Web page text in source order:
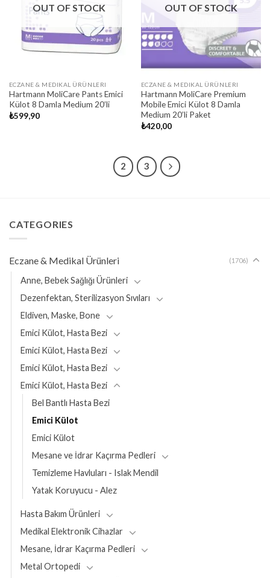
OUT OF STOCK
ECZANE & MEDIKAL ÜRÜNLERI
Hartmann MoliCare Pants Emici
Külot 8 Damla Medium 20’li
₺599,90
OUT OF STOCK
ECZANE & MEDIKAL ÜRÜNLERI
Hartmann MoliCare Premium
Mobile Emici Külot 8 Damla
Medium 20’li Paket
₺420,00
2 3
CATEGORIES
Eczane & Medikal Ürünleri (1706)
Anne, Bebek Sağlığı Ürünleri
Dezenfektan, Sterilizasyon Sıvıları
Eldiven, Maske, Bone
Emici Külot, Hasta Bezi
Emici Külot, Hasta Bezi
Emici Külot, Hasta Bezi
Emici Külot, Hasta Bezi
Bel Bantlı Hasta Bezi
Emici Külot
Emici Külot
Mesane ve İdrar Kaçırma Pedleri
Temizleme Havluları - Islak Mendil
Yatak Koruyucu - Alez
Hasta Bakım Ürünleri
Medikal Elektronik Cihazlar
Mesane, İdrar Kaçırma Pedleri
Metal Ortopedi